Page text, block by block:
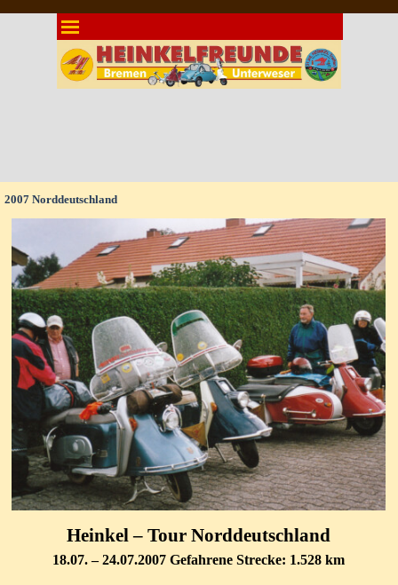
2007 Norddeutschland
Heinkel – Tour Norddeutschland
18.07. – 24.07.2007 Gefahrene Strecke: 1.528 km